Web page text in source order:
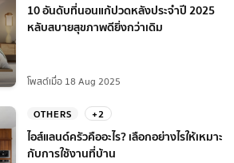
10 อันดับที่นอนแก้ปวดหลังประจำปี 2025
หลับสบายสุขภาพดียิ่งกว่าเดิม
โพสต์เมื่อ 18 Aug 2025
OTHERS +2
ไอส์แลนด์ครัวคืออะไร? เลือกอย่างไรให้เหมาะ
กับการใช้งานที่บ้าน